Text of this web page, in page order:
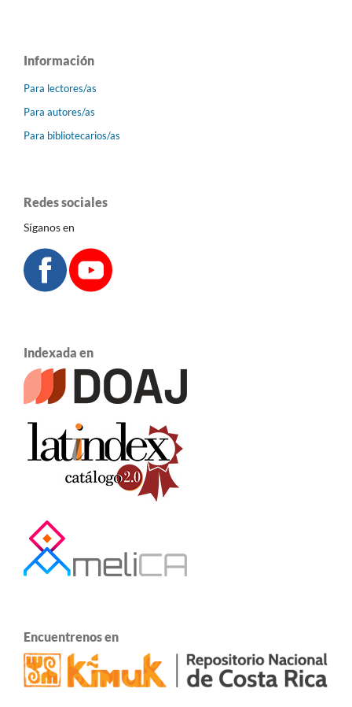
Información
Para lectores/as
Para autores/as
Para bibliotecarios/as
Redes sociales
Síganos en
Indexada en
Encuentrenos en